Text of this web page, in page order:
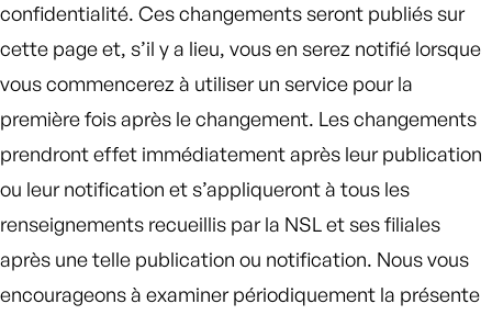
confidentialité. Ces changements seront publiés sur
cette page et, s’il y a lieu, vous en serez notifié lorsque
vous commencerez à utiliser un service pour la
première fois après le changement. Les changements
prendront effet immédiatement après leur publication
ou leur notification et s’appliqueront à tous les
renseignements recueillis par la NSL et ses filiales
après une telle publication ou notification. Nous vous
encourageons à examiner périodiquement la présente